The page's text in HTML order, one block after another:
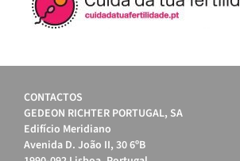
CONTACTOS
GEDEON RICHTER PORTUGAL, SA
Edifício Meridiano
Avenida D. João II, 30 6ºB